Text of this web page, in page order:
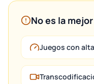
No es la
Juegos con